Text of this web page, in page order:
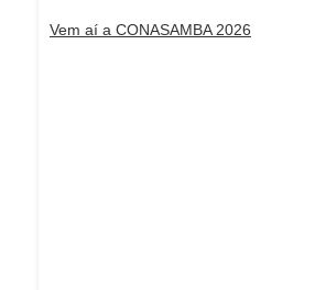
Vem aí a CONASAMBA 2026